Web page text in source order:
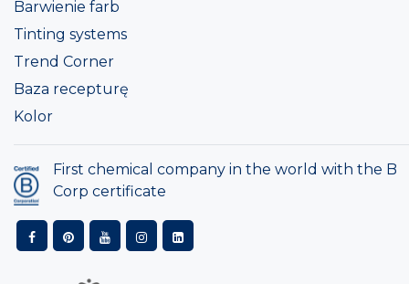
Barwienie farb
Tinting systems
Trend Corner
Baza recepturę
Kolor
First chemical company in the world with the B
Corp certificate